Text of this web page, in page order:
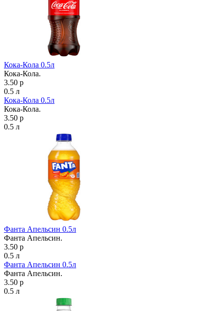
Кока-Кола 0.5л
Кока-Кола.
3.50 р
0.5 л
Кока-Кола 0.5л
Кока-Кола.
3.50 р
0.5 л
Фанта Апельсин 0.5л
Фанта Апельсин.
3.50 р
0.5 л
Фанта Апельсин 0.5л
Фанта Апельсин.
3.50 р
0.5 л